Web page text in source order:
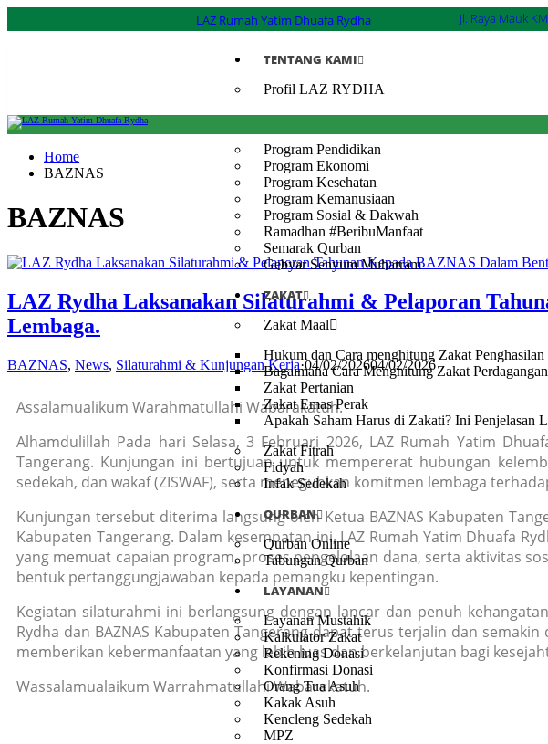
LAZ Rumah Yatim Dhuafa Rydha Jl. Raya Mauk
TENTANG KAMI
Profil LAZ RYDHA
PROGRAM
Program Pendidikan
Program Ekonomi
Program Kesehatan
Program Kemanusiaan
Program Sosial & Dakwah
Ramadhan #BeribuManfaat
Semarak Qurban
Gebyar Senyum Muharram
ZAKAT
Zakat Maal
Hukum dan Cara menghitung Zakat
Bagaimana Cara Menghitung Zakat
Zakat Pertanian
Zakat Emas Perak
Apakah Saham Harus di Zakati? Ini Penjelasan
Zakat Fitrah
Fidyah
Infak Sedekah
QURBAN
Qurban Online
Tabungan Qurban
LAYANAN
Layanan Mustahik
Kalkulator Zakat
Rekening Donasi
Konfirmasi Donasi
Orang Tua Asuh
Kakak Asuh
Kencleng Sedekah
MPZ
Home
BAZNAS
BAZNAS
LAZ Rydha Laksanakan Silaturahmi & Pelaporan
Lembaga.
BAZNAS, News, Silaturahmi & Kunjungan Kerja·04/02/202604/02/2026
Assalamualikum Warahmatullahi Wabarakatuh.
Alhamdulillah Pada hari Selasa, 3 Februari 2026, LAZ Rumah Yatim
Tangerang. Kunjungan ini bertujuan untuk mempererat hubungan
sedekah, dan wakaf (ZISWAF), serta meneguhkan komitmen lembaga
Kunjungan tersebut diterima langsung oleh Ketua BAZNAS Kabupaten
Kabupaten Tangerang. Dalam kesempatan ini, LAZ Rumah Yatim Dhuafa
yang memuat capaian program, proses pengelolaan dana, serta aktivitas
bentuk pertanggungjawaban kepada pemangku kepentingan.
Kegiatan silaturahmi ini berlangsung dengan lancar dan penuh
Rydha dan BAZNAS Kabupaten Tangerang dapat terus terjalin dan
memberikan kebermanfaatan yang lebih luas dan berkelanjutan bagi
Wassalamualaikum Warrahmatullahi Wabarakatuh.